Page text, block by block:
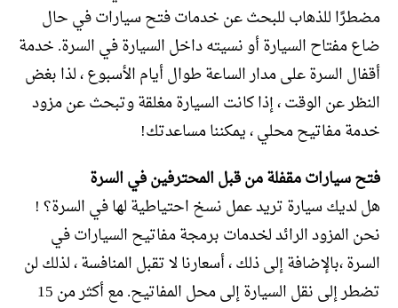
مضطرًا للذهاب للبحث عن خدمات فتح سيارات في حال
ضاع مفتاح السيارة أو نسيته داخل السيارة في السرة. خدمة
أقفال السرة على مدار الساعة طوال أيام الأسبوع ، لذا بغض
النظر عن الوقت ، إذا كانت السيارة مغلقة وتبحث عن مزود
خدمة مفاتيح محلي ، يمكننا مساعدتك!
فتح سيارات مقفلة من قبل المحترفين في السرة
هل لديك سيارة تريد عمل نسخ احتياطية لها في السرة؟ !
نحن المزود الرائد لخدمات برمجة مفاتيح السيارات في
السرة ،بالإضافة إلى ذلك ، أسعارنا لا تقبل المنافسة ، لذلك لن
تضطر إلى نقل السيارة إلى محل المفاتيح. مع أكثر من 15